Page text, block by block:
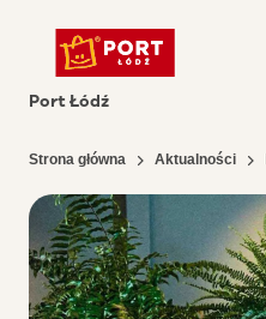
Port Łódź
Strona główna Aktualności